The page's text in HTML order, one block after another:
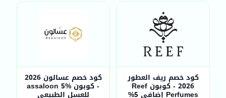
كود خصم ريف العطور
2026 - كوبون Reef
Perfumes إضافي 5%
كود خصم عسالون 2026
- كوبون assaloon 5%
للعسل الطبيعي